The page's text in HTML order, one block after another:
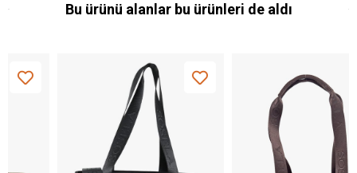
Bu ürünü alanlar bu ürünleri de aldı